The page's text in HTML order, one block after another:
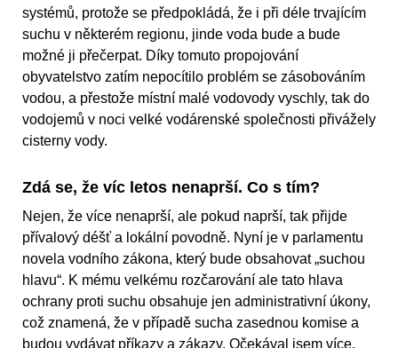
systémů, protože se předpokládá, že i při déle trvajícím
suchu v některém regionu, jinde voda bude a bude
možné ji přečerpat. Díky tomuto propojování
obyvatelstvo zatím nepocítilo problém se zásobováním
vodou, a přestože místní malé vodovody vyschly, tak do
vodojemů v noci velké vodárenské společnosti přivážely
cisterny vody.
Zdá se, že víc letos nenaprší. Co s tím?
Nejen, že více nenaprší, ale pokud naprší, tak přijde
přívalový déšť a lokální povodně. Nyní je v parlamentu
novela vodního zákona, který bude obsahovat „suchou
hlavu“. K mému velkému rozčarování ale tato hlava
ochrany proti suchu obsahuje jen administrativní úkony,
což znamená, že v případě sucha zasednou komise a
budou vydávat příkazy a zákazy. Očekával jsem více,